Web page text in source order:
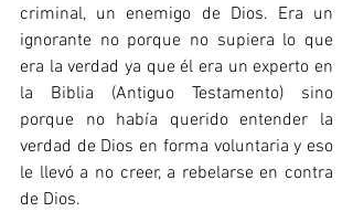
criminal, un enemigo de Dios. Era un
ignorante no porque no supiera lo que
era la verdad ya que él era un experto en
la Biblia (Antiguo Testamento) sino
porque no había querido entender la
verdad de Dios en forma voluntaria y eso
le llevó a no creer, a rebelarse en contra
de Dios.